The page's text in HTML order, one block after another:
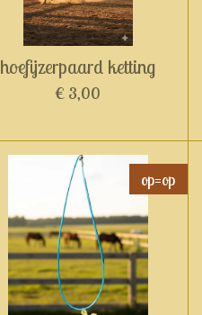
hoefijzerpaard ketting
€ 3,00
op=op